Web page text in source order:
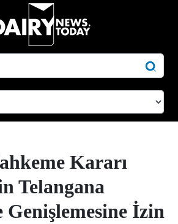
Kararı
Telangana
Genişlemesine İzin